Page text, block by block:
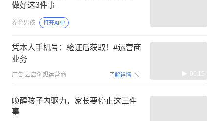
做好这3件事
养育男孩 打开APP
凭本人手机号：验证后获取！#运营商
业务
广告 云启创想运营商 了解详情 00:15
唤醒孩子内驱力，家长要停止这三件
事